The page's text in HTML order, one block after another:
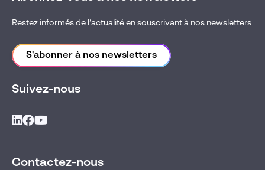
Restez informés de l’actualité en souscrivant à nos newsletters
S'abonner à nos newsletters
Suivez-nous
Contactez-nous